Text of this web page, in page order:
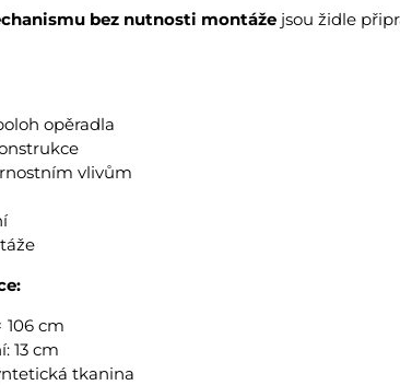
bez nutnosti montáže jsou židle
opěradla
vlivům
106 cm
13 cm
tkanina